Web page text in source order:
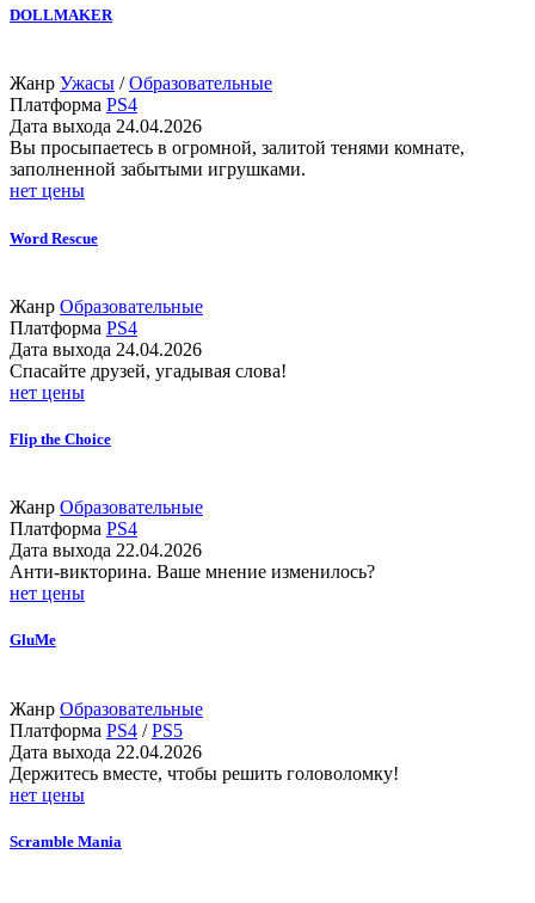
DOLLMAKER
Жанр Ужасы /Образовательные
Платформа PS4
Дата выхода 24.04.2026
Вы просыпаетесь в огромной, залитой тенями комнате,
заполненной забытыми игрушками.
нет цены
Word Rescue
Жанр Образовательные
Платформа PS4
Дата выхода 24.04.2026
Спасайте друзей, угадывая слова!
нет цены
Flip the Choice
Жанр Образовательные
Платформа PS4
Дата выхода 22.04.2026
Анти-викторина. Ваше мнение изменилось?
нет цены
GluMe
Жанр Образовательные
Платформа PS4 /PS5
Дата выхода 22.04.2026
Держитесь вместе, чтобы решить головоломку!
нет цены
Scramble Mania